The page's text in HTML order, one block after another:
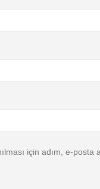
için adım, e-